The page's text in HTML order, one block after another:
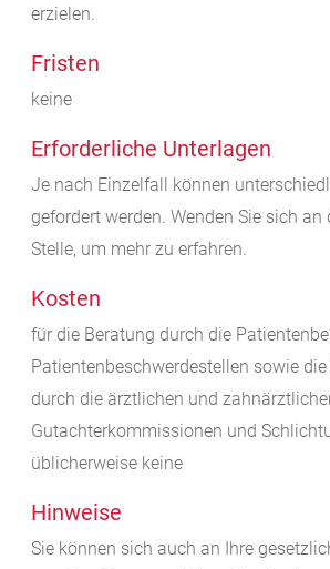
erzielen.
Fristen
keine
Erforderliche Unterlagen
Je nach Einzelfall können
gefordert werden. Wenden Sie sich
Stelle, um mehr zu erfahren.
Kosten
für die Beratung durch die
Patientenbeschwerdestellen sowie
durch die ärztlichen und
Gutachterkommissionen und
üblicherweise keine
Hinweise
Sie können sich auch an Ihre